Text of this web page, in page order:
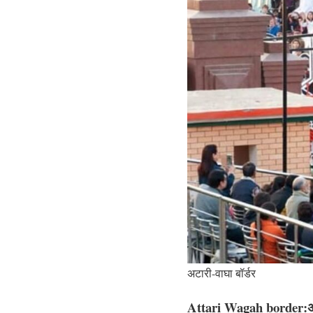
अटारी-वाघा बॉर्डर
Attari Wagah border: